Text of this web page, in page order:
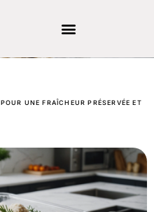
UNE FRAÎCHEUR PRÉSERVÉE ET